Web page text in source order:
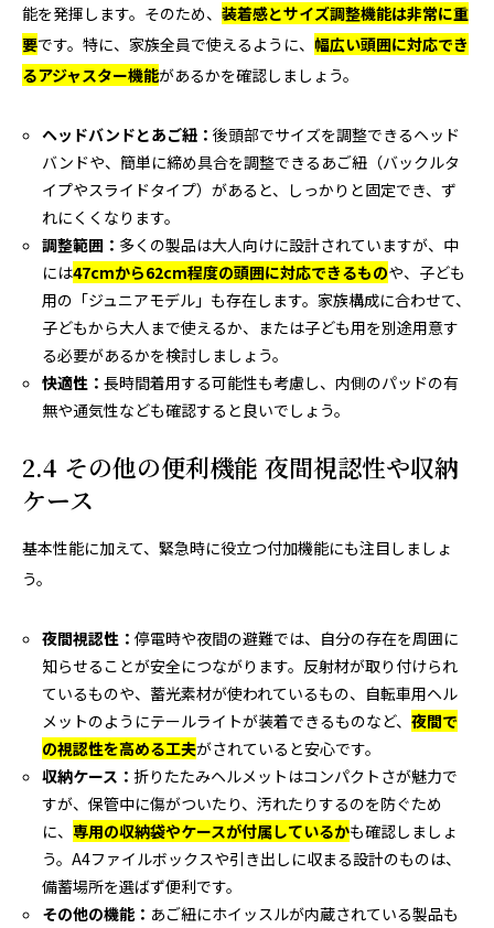
能を発揮します。そのため、 装着感とサイズ調整機能は非常に重
要です。特に、家族全員で使えるように、 幅広い頭囲に対応でき
るアジャスター機能があるかを確認しましょう。
ヘッドバンドとあご紐：後頭部でサイズを調整できるヘッド
バンドや、簡単に締め具合を調整できるあご紐（バックルタ
イプやスライドタイプ）があると、しっかりと固定でき、ず
れにくくなります。
調整範囲： 多くの製品は大人向けに設計されていますが、中
には47cmから62cm程度の頭囲に対応できるものや、子ども
用の「ジュニアモデル」も存在します。家族構成に合わせて、
子どもから大人まで使えるか、または子ども用を別途用意す
る必要があるかを検討しましょう。
快適性：長時間着用する可能性も考慮し、内側のパッドの有
無や通気性なども確認すると良いでしょう。
2.4 その他の便利機能 夜間視認性や収納
ケース
基本性能に加えて、緊急時に役立つ付加機能にも注目しましょ
う。
夜間視認性：停電時や夜間の避難では、自分の存在を周囲に
知らせることが安全につながります。反射材が取り付けられ
ているものや、蓄光素材が使われているもの、自転車用ヘル
メットのようにテールライトが装着できるものなど、夜間で
の視認性を高める工夫がされていると安心です。
収納ケース： 折りたたみヘルメットはコンパクトさが魅力で
すが、保管中に傷がついたり、汚れたりするのを防ぐため
に、専用の収納袋やケースが付属しているかも確認しましょ
う。A4ファイルボックスや引き出しに収まる設計のものは、
備蓄場所を選ばず便利です。
その他の機能： あご紐にホイッスルが内蔵されている製品も